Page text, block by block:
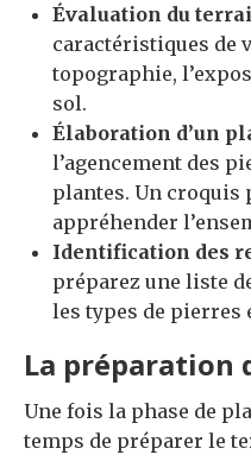
Évaluation du
caractéristiques de
topographie,
sol.
Élaboration d’un
l’agencement des
plantes. Un croquis
appréhender
Identification des
préparez une liste
les types de pierres
La préparation
Une fois la phase de
temps de préparer le